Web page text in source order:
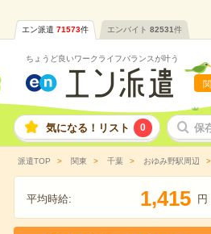
エン派遣 71573件 エンバイト 82531件
ちょうど良いワークライフバランスが叶う
気になる！リスト 0 保
派遣TOP 関東 千葉 おゆみ野駅周辺
平均時給: 1,415 円